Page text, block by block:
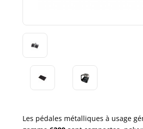
Les pédales métalliques à usage